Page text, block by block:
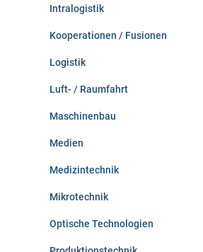
Intralogistik
Kooperationen / Fusionen
Logistik
Luft- / Raumfahrt
Maschinenbau
Medien
Medizintechnik
Mikrotechnik
Optische Technologien